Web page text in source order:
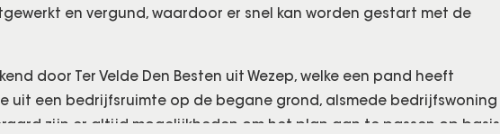
en vergund, waardoor er snel kan worden gestart met de
door Ter Velde Den Besten uit Wezep, welke een pand heeft
uit een bedrijfsruimte op de begane grond, alsmede bedrijfswoning
zijn er altijd mogelijkheden om het plan aan te passen op basis